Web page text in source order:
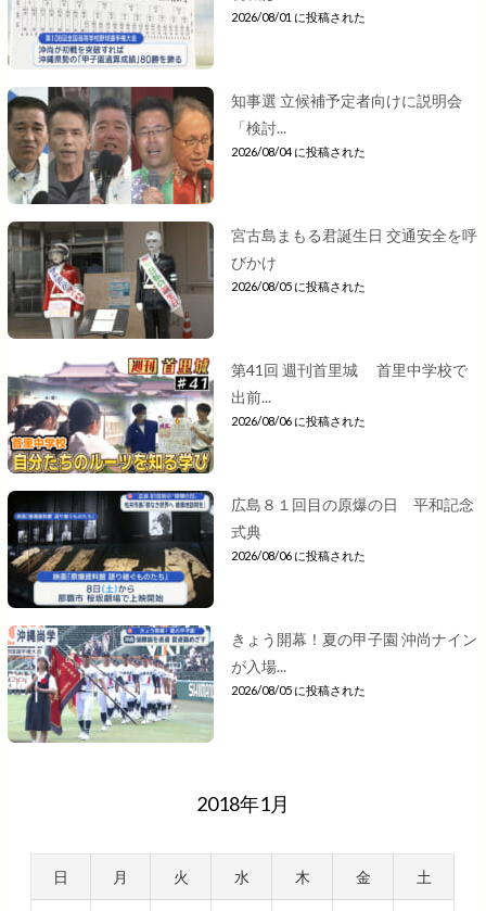
2026/08/01 に投稿された
知事選 立候補予定者向けに説明会
「検討...
2026/08/04 に投稿された
宮古島まもる君誕生日 交通安全を呼
びかけ
2026/08/05 に投稿された
第41回 週刊首里城 首里中学校で
出前...
2026/08/06 に投稿された
広島８１回目の原爆の日 平和記念
式典
2026/08/06 に投稿された
きょう開幕！夏の甲子園 沖尚ナイン
が入場...
2026/08/05 に投稿された
2018年1月
日 月 火 水 木 金 土